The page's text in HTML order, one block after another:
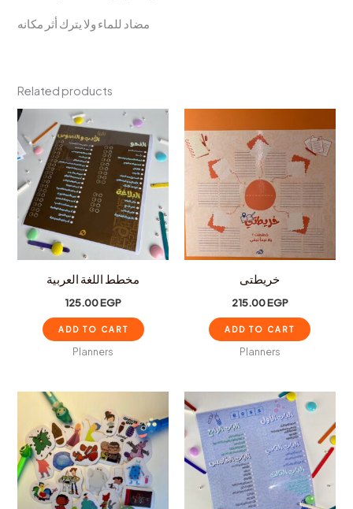
مضاد للماء ولا يترك أثر مكانه
Related products
مخطط اللغة العربية
125.00EGP
ADD TO CART
Planners
خريطتى
215.00EGP
ADD TO CART
Planners